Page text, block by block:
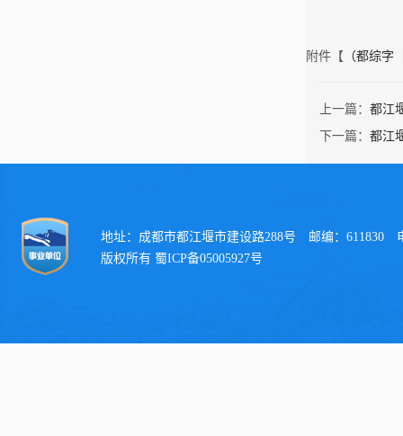
附件【 （都综字
上一篇： 都江
下一篇： 都江
地址：成都市都江堰市建设路288号 邮编：611830
版权所有 蜀ICP备05005927号